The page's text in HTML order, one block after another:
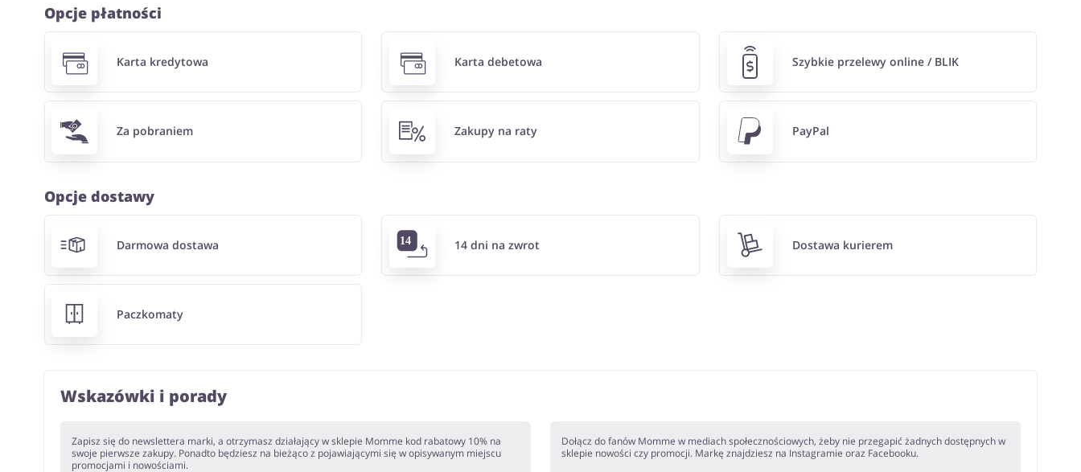
Opcje płatności
Karta kredytowa Karta debetowa Szybkie przelewy online / BLIK
Za pobraniem Zakupy na raty PayPal
Opcje dostawy
Darmowa dostawa 14 dni na zwrot Dostawa kurierem
Paczkomaty
Wskazówki i porady
Zapisz się do newslettera marki, a otrzymasz działający w sklepie Momme kod rabatowy 10% na
swoje pierwsze zakupy. Ponadto będziesz na bieżąco z pojawiającymi się w opisywanym miejscu
promocjami i nowościami.
Dołącz do fanów Momme w mediach społecznościowych, żeby nie przegapić żadnych dostępnych w
sklepie nowości czy promocji. Markę znajdziesz na Instagramie oraz Facebooku.